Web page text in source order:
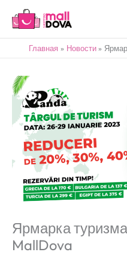
Главная Новости
Ярмарка
MallDova